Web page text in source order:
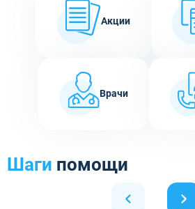
Акции
Врачи
Шаги помощи